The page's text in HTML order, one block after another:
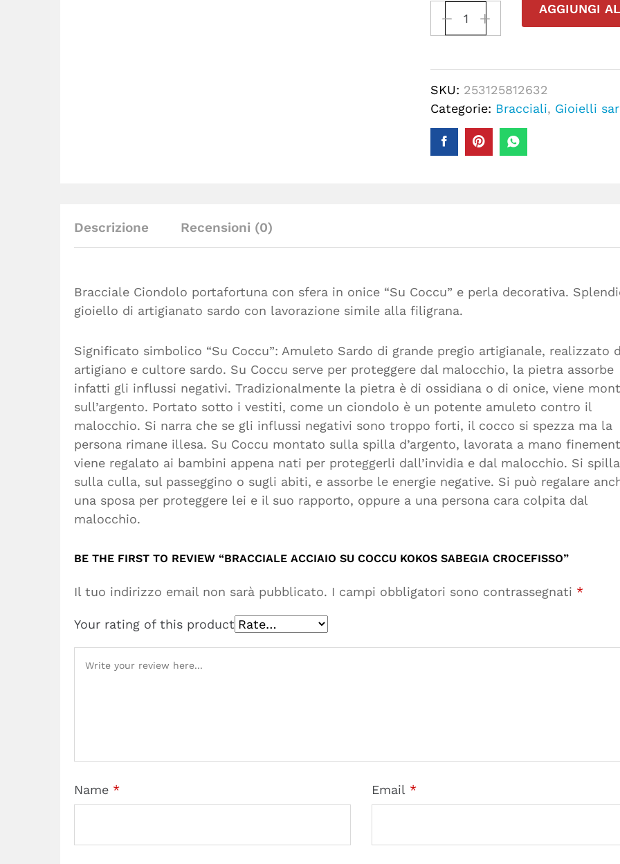
AGGIUNGI
SKU: 253125812632
Categorie: Bracciali, Gioielli
Descrizione Recensioni (0)
Bracciale Ciondolo portafortuna con sfera in onice “Su Coccu” e perla decorativa.
gioiello di artigianato sardo con lavorazione simile alla filigrana.
Significato simbolico “Su Coccu”: Amuleto Sardo di grande pregio artigianale, realizzato
artigiano e cultore sardo. Su Coccu serve per proteggere dal malocchio, la pietra assorbe
infatti gli influssi negativi. Tradizionalmente la pietra è di ossidiana o di onice, viene
sull’argento. Portato sotto i vestiti, come un ciondolo è un potente amuleto contro il
malocchio. Si narra che se gli influssi negativi sono troppo forti, il cocco si spezza ma la
persona rimane illesa. Su Coccu montato sulla spilla d’argento, lavorata a mano
viene regalato ai bambini appena nati per proteggerli dall’invidia e dal malocchio. Si spilla
sulla culla, sul passeggino o sugli abiti, e assorbe le energie negative. Si può regalare
una sposa per proteggere lei e il suo rapporto, oppure a una persona cara colpita dal
malocchio.
BE THE FIRST TO REVIEW “BRACCIALE ACCIAIO SU COCCU KOKOS SABEGIA CROCEFISSO”
Il tuo indirizzo email non sarà pubblicato. I campi obbligatori sono contrassegnati *
Your rating of this product
Name * Email *